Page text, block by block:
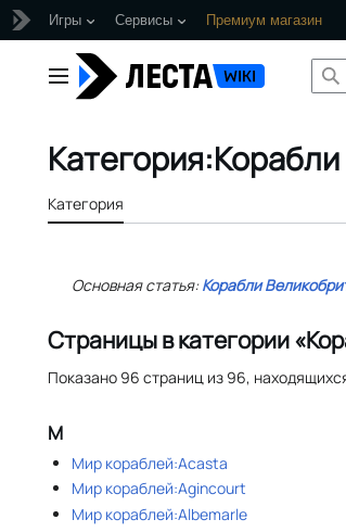
Игры Сервисы Премиум магазин
содержанию
Главное меню
Категория:
Категория
Основная статья:Корабли
Страницы в категории
Показано 96 страниц из 96,
М
Мир кораблей:Acasta
Мир кораблей:Agincourt
Мир кораблей:Albemarle